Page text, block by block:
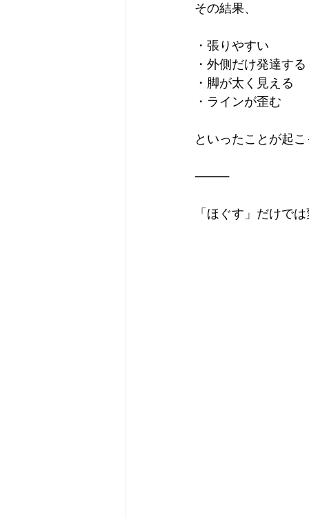
その結果、
・張りやすい
・外側だけ発達する
・脚が太く見える
・ラインが歪む
といったことが起
⸻
「ほぐす」だけで